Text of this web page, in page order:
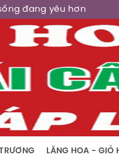
đang yêu hơn
LÃNG HOA - GIỎ